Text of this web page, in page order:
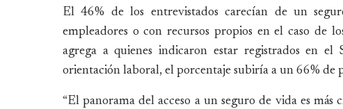
El 46% de los entrevistados carecían de un
empleadores o con recursos propios en el caso de
agrega a quienes indicaron estar registrados en
orientación laboral, el porcentaje subiría a un 66% de
“El panorama del acceso a un seguro de vida es